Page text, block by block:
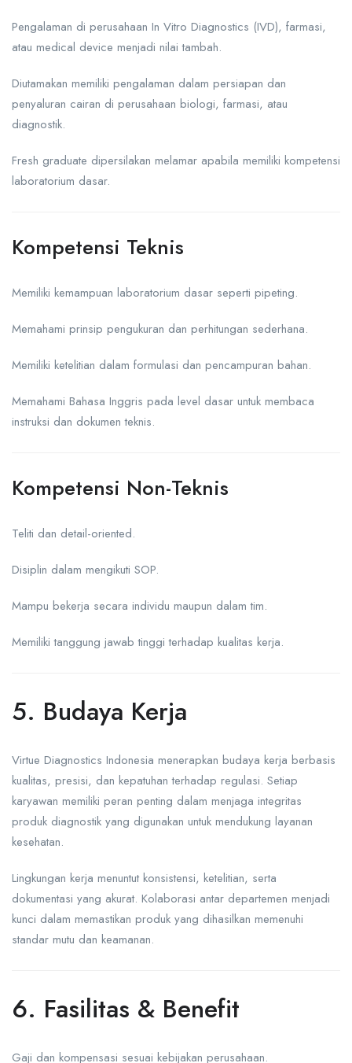
Pengalaman di perusahaan In Vitro Diagnostics (IVD), farmasi,
atau medical device menjadi nilai tambah.
Diutamakan memiliki pengalaman dalam persiapan dan
penyaluran cairan di perusahaan biologi, farmasi, atau
diagnostik.
Fresh graduate dipersilakan melamar apabila memiliki kompetensi
laboratorium dasar.
Kompetensi Teknis
Memiliki kemampuan laboratorium dasar seperti pipeting.
Memahami prinsip pengukuran dan perhitungan sederhana.
Memiliki ketelitian dalam formulasi dan pencampuran bahan.
Memahami Bahasa Inggris pada level dasar untuk membaca
instruksi dan dokumen teknis.
Kompetensi Non-Teknis
Teliti dan detail-oriented.
Disiplin dalam mengikuti SOP.
Mampu bekerja secara individu maupun dalam tim.
Memiliki tanggung jawab tinggi terhadap kualitas kerja.
5. Budaya Kerja
Virtue Diagnostics Indonesia menerapkan budaya kerja berbasis
kualitas, presisi, dan kepatuhan terhadap regulasi. Setiap
karyawan memiliki peran penting dalam menjaga integritas
produk diagnostik yang digunakan untuk mendukung layanan
kesehatan.
Lingkungan kerja menuntut konsistensi, ketelitian, serta
dokumentasi yang akurat. Kolaborasi antar departemen menjadi
kunci dalam memastikan produk yang dihasilkan memenuhi
standar mutu dan keamanan.
6. Fasilitas & Benefit
Gaji dan kompensasi sesuai kebijakan perusahaan.